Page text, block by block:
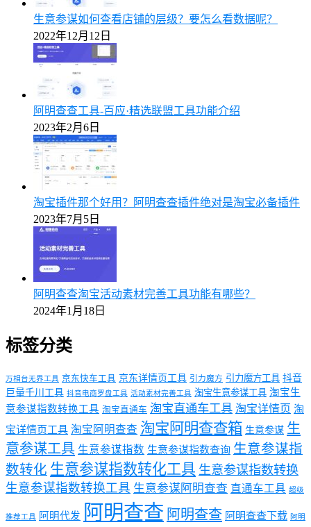
生意参谋如何查看店铺的层级？要怎么看数据呢？
2022年12月12日
阿明查查工具-百应·精选联盟工具功能介绍
2023年2月6日
淘宝插件那个好用？阿明查查插件绝对是淘宝必备插件
2023年7月5日
阿明查查淘宝活动素材完善工具功能有哪些？
2024年1月18日
标签分类
万相台无界工具 京东快车工具 京东详情页工具 引力魔方 引力魔方工具 抖音
巨量千川工具 抖音电商罗盘工具 活动素材完善工具 淘宝生意参谋工具 淘宝生
意参谋指数转换工具 淘宝直通车 淘宝直通车工具 淘宝详情页 淘
宝详情页工具 淘宝阿明查查 淘宝阿明查查箱 生意参谋 生
意参谋工具 生意参谋指数 生意参谋指数查询 生意参谋指
数转化 生意参谋指数转化工具 生意参谋指数转换
生意参谋指数转换工具 生意参谋阿明查查 直通车工具 超级
推荐工具 阿明代发 阿明查查 阿明查查 阿明查查下载 阿明